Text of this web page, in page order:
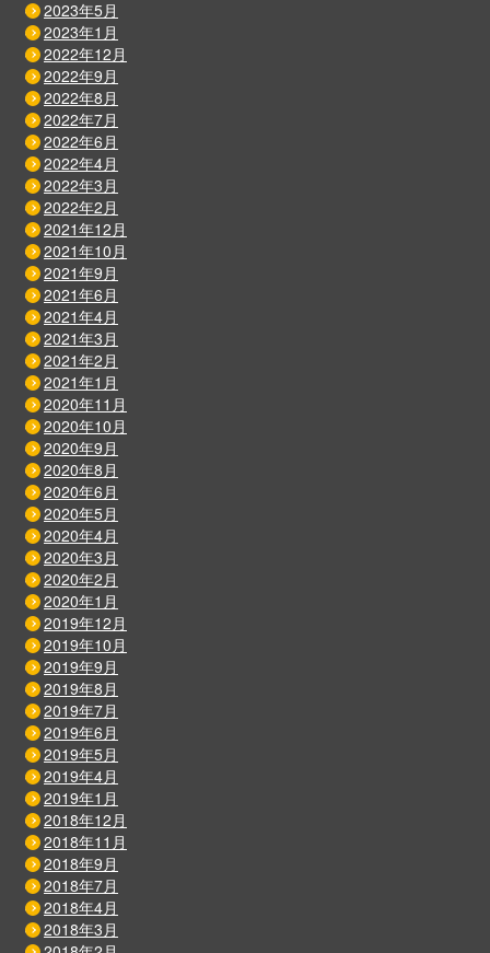
2023年5月
2023年1月
2022年12月
2022年9月
2022年8月
2022年7月
2022年6月
2022年4月
2022年3月
2022年2月
2021年12月
2021年10月
2021年9月
2021年6月
2021年4月
2021年3月
2021年2月
2021年1月
2020年11月
2020年10月
2020年9月
2020年8月
2020年6月
2020年5月
2020年4月
2020年3月
2020年2月
2020年1月
2019年12月
2019年10月
2019年9月
2019年8月
2019年7月
2019年6月
2019年5月
2019年4月
2019年1月
2018年12月
2018年11月
2018年9月
2018年7月
2018年4月
2018年3月